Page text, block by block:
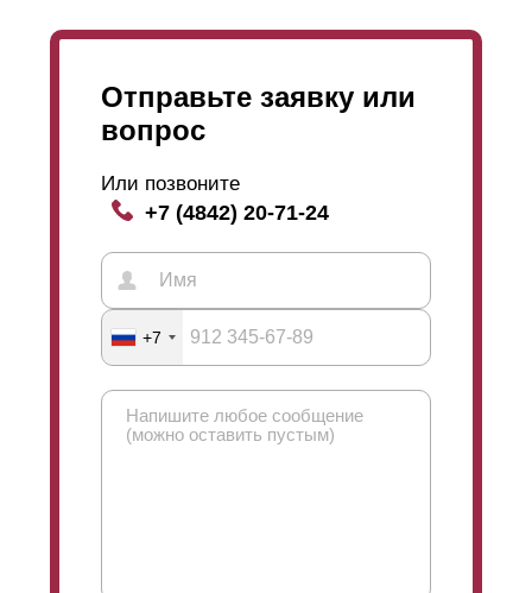
Отправьте заявку или
вопрос
Или позвоните
+7 (4842) 20-71-24
+7